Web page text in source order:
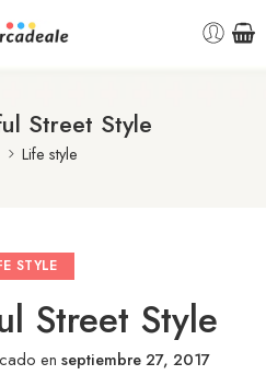
Street Style
Life style
STYLE
Street Style
en septiembre 27, 2017